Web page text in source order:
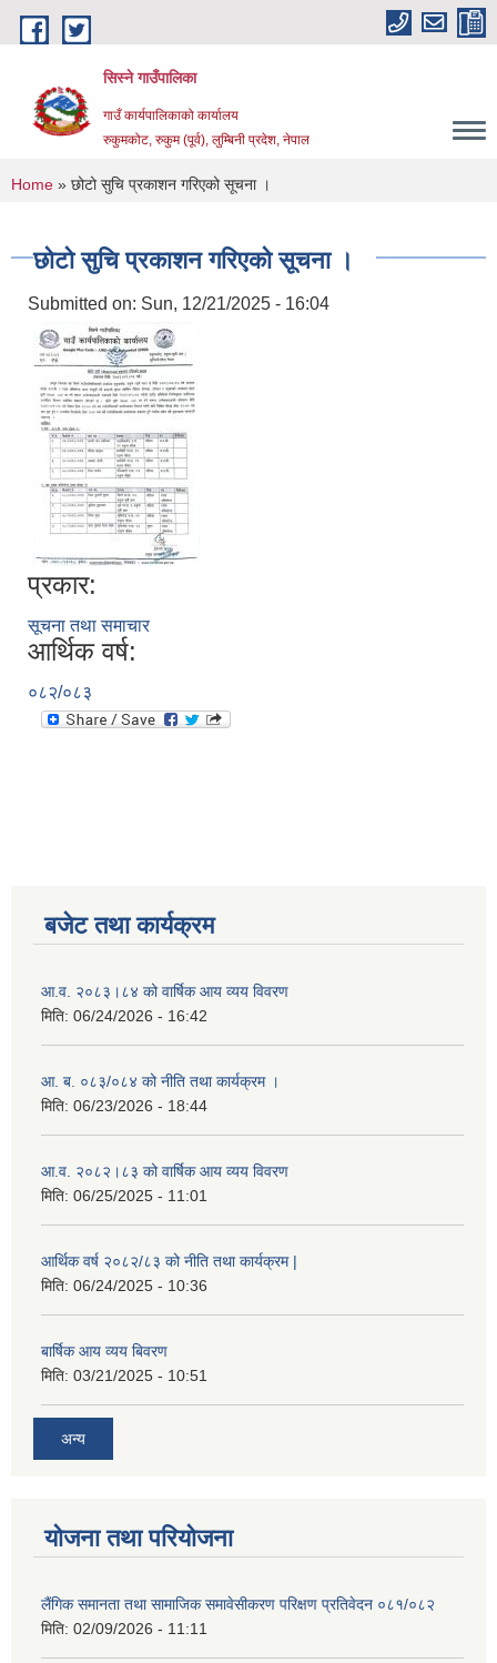
Skip to main content
सिस्ने गाउँपालिका
गाउँ कार्यपालिकाको कार्यालय
रुकुमकोट, रुकुम (पूर्व), लुम्बिनी प्रदेश, नेपाल
You are here
Home » छोटो सुचि प्रकाशन गरिएको सूचना ।
छोटो सुचि प्रकाशन गरिएको सूचना ।
Submitted on: Sun, 12/21/2025 - 16:04
प्रकार:
सूचना तथा समाचार
आर्थिक वर्ष:
०८२/०८३
बजेट तथा कार्यक्रम
आ.व. २०८३।८४ को वार्षिक आय व्यय विवरण
मिति: 06/24/2026 - 16:42
आ. ब. ०८३/०८४ को नीति तथा कार्यक्रम ।
मिति: 06/23/2026 - 18:44
आ.व. २०८२।८३ को वार्षिक आय व्यय विवरण
मिति: 06/25/2025 - 11:01
आर्थिक वर्ष २०८२/८३ को नीति तथा कार्यक्रम |
मिति: 06/24/2025 - 10:36
बार्षिक आय व्यय बिवरण
मिति: 03/21/2025 - 10:51
अन्य
योजना तथा परियोजना
लैंगिक समानता तथा सामाजिक समावेसीकरण परिक्षण प्रतिवेदन ०८१/०८२
मिति: 02/09/2026 - 11:11